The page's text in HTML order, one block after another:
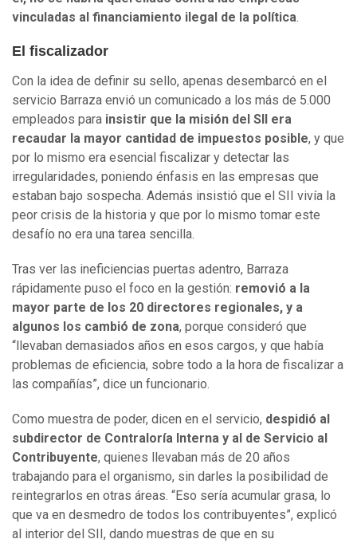
vinculadas al financiamiento ilegal de la política.
El fiscalizador
Con la idea de definir su sello, apenas desembarcó en el
servicio Barraza envió un comunicado a los más de 5.000
empleados para insistir que la misión del SII era
recaudar la mayor cantidad de impuestos posible, y que
por lo mismo era esencial fiscalizar y detectar las
irregularidades, poniendo énfasis en las empresas que
estaban bajo sospecha. Además insistió que el SII vivía la
peor crisis de la historia y que por lo mismo tomar este
desafío no era una tarea sencilla.
Tras ver las ineficiencias puertas adentro, Barraza
rápidamente puso el foco en la gestión: removió a la
mayor parte de los 20 directores regionales, y a
algunos los cambió de zona, porque consideró que
“llevaban demasiados años en esos cargos, y que había
problemas de eficiencia, sobre todo a la hora de fiscalizar a
las compañías”, dice un funcionario.
Como muestra de poder, dicen en el servicio, despidió al
subdirector de Contraloría Interna y al de Servicio al
Contribuyente, quienes llevaban más de 20 años
trabajando para el organismo, sin darles la posibilidad de
reintegrarlos en otras áreas. “Eso sería acumular grasa, lo
que va en desmedro de todos los contribuyentes”, explicó
al interior del SII, dando muestras de que en su